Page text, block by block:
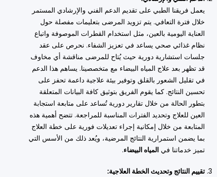
يعمل فريقنا الطبي على تقديم الدعم الفني والإرشادي المستمر
خلال فترة التعافي. يتم تزويد المرضى بتعليمات مفصلة حول
العناية اليومية بالعين، مثل استخدام القطرات الموصوفة واتباع
نظام غذائي صحي يساعد في تعزيز الشفاء. نحرص على عقد
جلسات استشارية دورية حيث يُتاح للمرضى مناقشة أي مخاوف
قد تظهر بعد علاج المياه البيضاء مع متخصصينا. يساهم هذا الدعم
في تقليل الشعور بالقلق وتوفير بيئة علاجية داعمة تحفز على
تحسين النتائج. كما يقوم الفريق بتوثيق كافة البيانات المتعلقة
بتطور الحالة من خلال تقارير دورية تُساعد على متابعة استجابة
العين للعلاج وتحديد الفترات المناسبة للمراجعة. تتضح أهمية هذه
المتابعة من خلال إمكانية إجراء تعديلات فورية على خطة العلاج
بما يضمن استمرارية النتائج المرضية، ويُعد ذلك من الأسس التي
تميز خدماتنا في المياه البيضاء.
تقييم النتائج وتحديث الخطة العلاجية: